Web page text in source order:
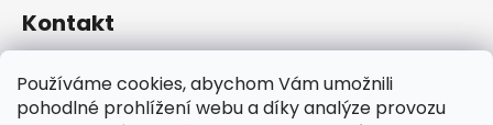
Používáme cookies, abychom Vám umožnili
pohodlné prohlížení webu a díky analýze provozu
p
a
Kontakt
+420 732 241 665
TARANISO